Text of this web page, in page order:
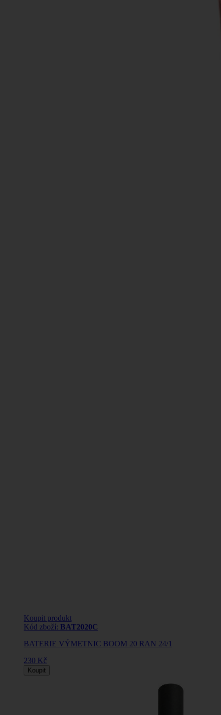
Koupit produkt
Kód zboží: BAT2020C
BATERIE VÝMETNIC BOOM 20 RAN 24/1
230 Kč
Koupit